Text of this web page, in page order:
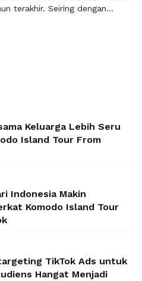
terakhir. Seiring dengan
untuk berbagi
seperti …
Keluarga Lebih Seru
Island Tour From
Indonesia Makin
Komodo Island Tour
TikTok Ads untuk
Hangat Menjadi